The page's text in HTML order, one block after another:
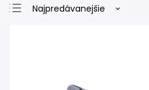
Najpredávanejšie